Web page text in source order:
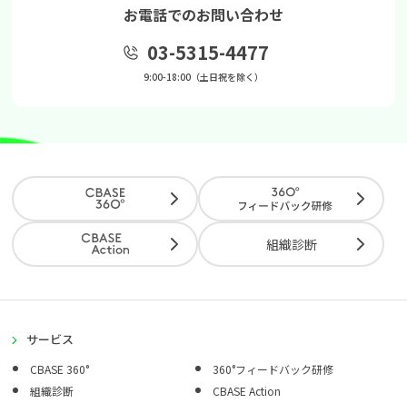
お電話でのお問い合わせ
03-5315-4477
9:00-18:00（土日祝を除く）
組織診断
サービス
CBASE 360°
360°フィードバック研修
組織診断
CBASE Action